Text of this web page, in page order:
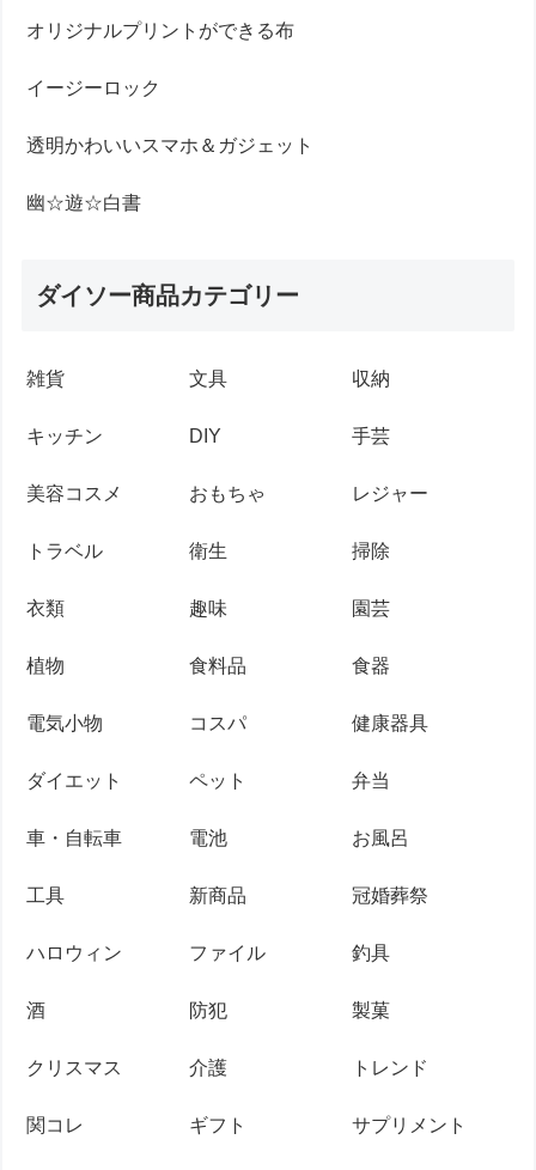
オリジナルプリントができる布
イージーロック
透明かわいいスマホ＆ガジェット
幽☆遊☆白書
ダイソー商品カテゴリー
雑貨 文具 収納
キッチン DIY 手芸
美容コスメ おもちゃ レジャー
トラベル 衛生 掃除
衣類 趣味 園芸
植物 食料品 食器
電気小物 コスパ 健康器具
ダイエット ペット 弁当
車・自転車 電池 お風呂
工具 新商品 冠婚葬祭
ハロウィン ファイル 釣具
酒 防犯 製菓
クリスマス 介護 トレンド
関コレ ギフト サプリメント